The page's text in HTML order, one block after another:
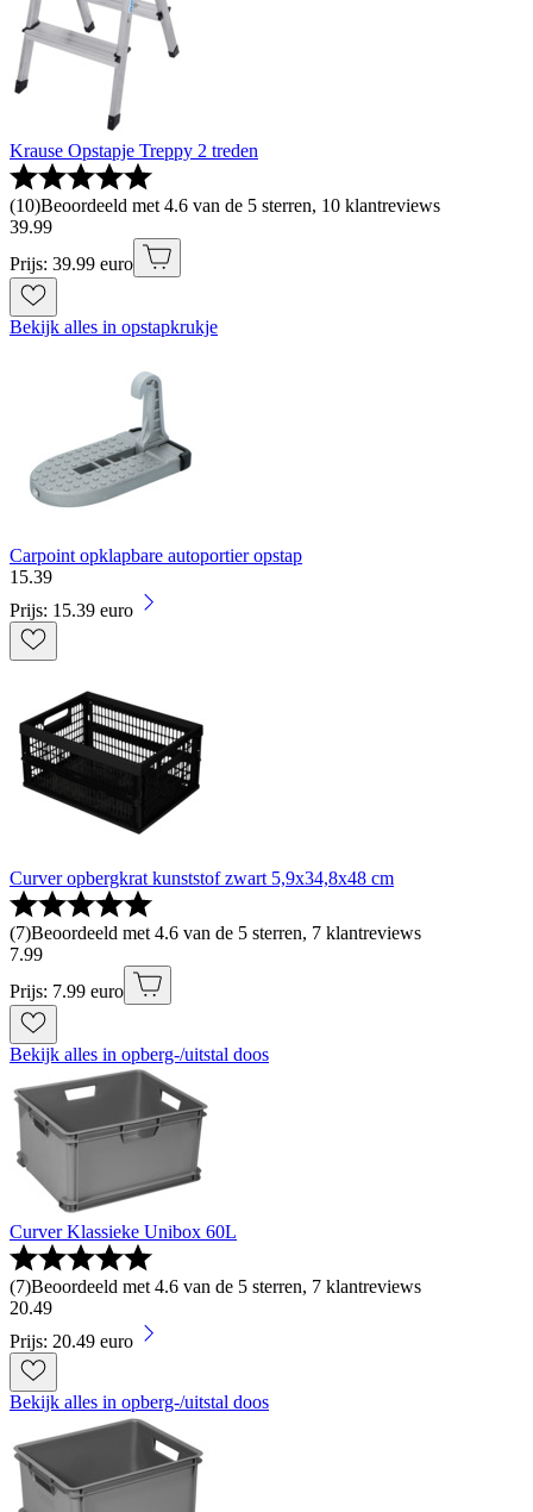
Krause Opstapje Treppy 2 treden
(10)Beoordeeld met 4.6 van de 5 sterren, 10 klantreviews
39.99
Prijs: 39.99 euro
Bekijk alles in opstapkrukje
Carpoint opklapbare autoportier opstap
15.39
Prijs: 15.39 euro
Curver opbergkrat kunststof zwart 5,9x34,8x48 cm
(7)Beoordeeld met 4.6 van de 5 sterren, 7 klantreviews
7.99
Prijs: 7.99 euro
Bekijk alles in opberg-/uitstal doos
Curver Klassieke Unibox 60L
(7)Beoordeeld met 4.6 van de 5 sterren, 7 klantreviews
20.49
Prijs: 20.49 euro
Bekijk alles in opberg-/uitstal doos